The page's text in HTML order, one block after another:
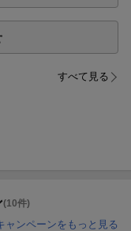
すべて見る
(10件)
ャンペーンをもっと見る